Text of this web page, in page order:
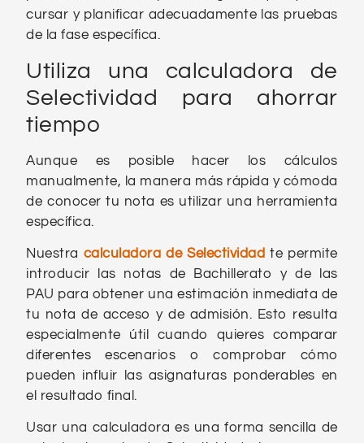
cursar y planificar adecuadamente las pruebas
de la fase específica.
Utiliza una calculadora de
Selectividad para ahorrar
tiempo
Aunque es posible hacer los cálculos
manualmente, la manera más rápida y cómoda
de conocer tu nota es utilizar una herramienta
específica.
Nuestra calculadora de Selectividad te permite
introducir las notas de Bachillerato y de las
PAU para obtener una estimación inmediata de
tu nota de acceso y de admisión. Esto resulta
especialmente útil cuando quieres comparar
diferentes escenarios o comprobar cómo
pueden influir las asignaturas ponderables en
el resultado final.
Usar una calculadora es una forma sencilla de